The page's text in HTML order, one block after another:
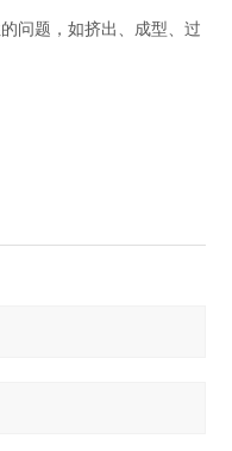
问题，如挤出、成型、过